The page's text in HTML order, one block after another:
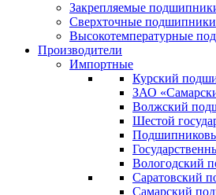
Закрепляемые
Сверхточные подшипники
Высокотемпературные
Производители
Импортные
Курский
ЗАО
Волжский
Шестой
Вологодский
Саратовский
Самарский